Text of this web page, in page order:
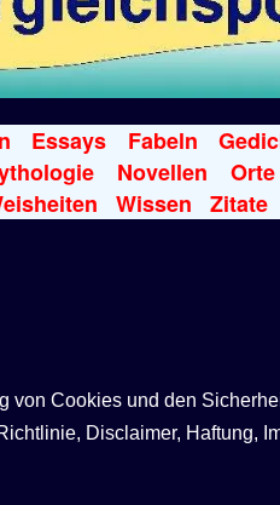
Essays Fabeln
Novellen Orte
Wissen Zitate
Cookies und den
Disclaimer, Haftung,